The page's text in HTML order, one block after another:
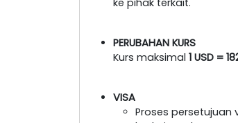
PERUBAHAN KURS
Kurs maksimal 1 USD =
VISA
Proses